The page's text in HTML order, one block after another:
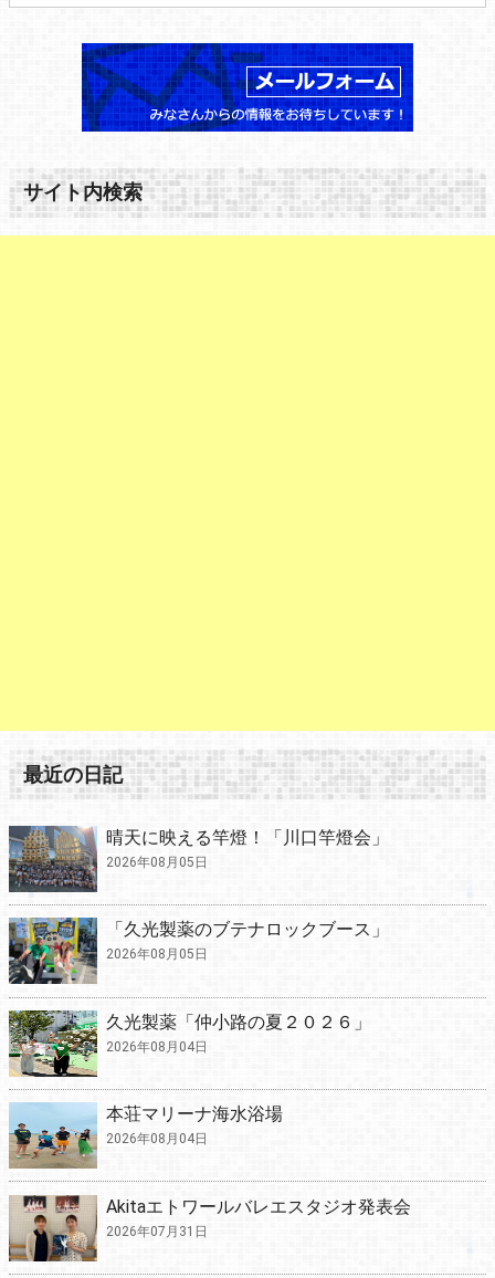
サイト内検索
最近の日記
晴天に映える竿燈！「川口竿燈会」
2026年08月05日
「久光製薬のブテナロックブース」
2026年08月05日
久光製薬「仲小路の夏２０２６」
2026年08月04日
本荘マリーナ海水浴場
2026年08月04日
Akitaエトワールバレエスタジオ発表会
2026年07月31日